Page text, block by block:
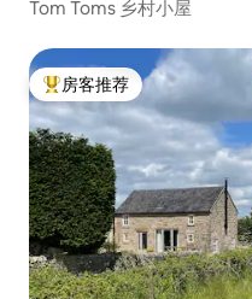
Tom Toms 乡村小屋
热门「房客推荐」
房客推荐